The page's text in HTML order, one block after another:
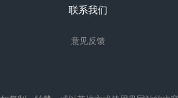
联系我们
意见反馈